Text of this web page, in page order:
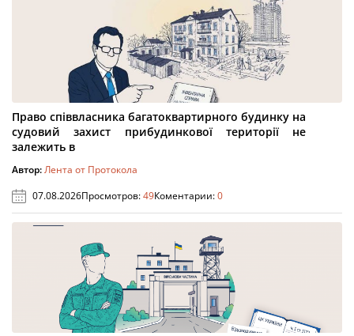
Право співвласника багатоквартирного будинку на
судовий захист прибудинкової території не
залежить в
Автор:Лента от Протокола
07.08.2026Просмотров:49Коментарии:0